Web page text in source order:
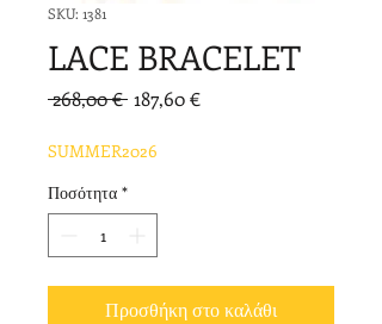
SKU: 1381
LACE BRACELET
268,00 € Κανονική
187,60 €Τιμή
SUMMER2026
Ποσότητα *
Προσθήκη στο καλάθι